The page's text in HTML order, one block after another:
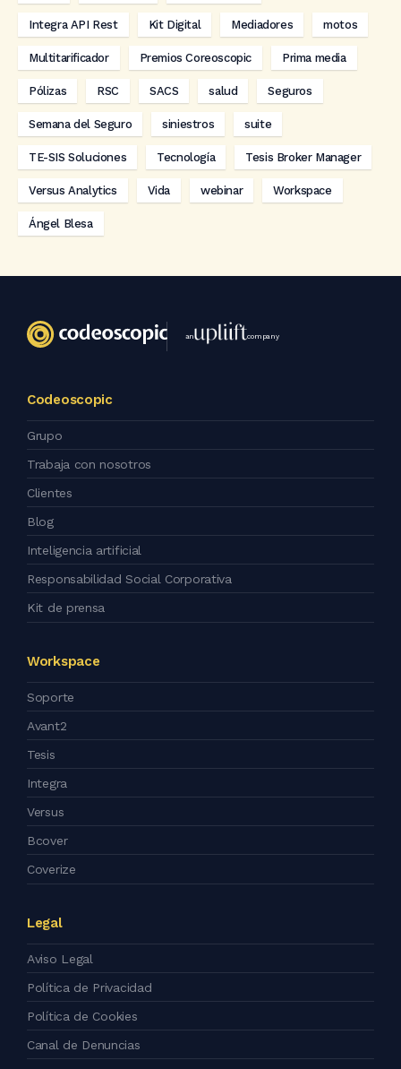
Integra API Rest Kit Digital Mediadores motos
Multitarificador Premios Coreoscopic Prima media
Pólizas RSC SACS salud Seguros
Semana del Seguro siniestros suite
TE-SIS Soluciones Tecnología Tesis Broker Manager
Versus Analytics Vida webinar Workspace
Ángel Blesa
an company
Codeoscopic
Grupo
Trabaja con nosotros
Clientes
Blog
Inteligencia artificial
Responsabilidad Social Corporativa
Kit de prensa
Workspace
Soporte
Avant2
Tesis
Integra
Versus
Bcover
Coverize
Legal
Aviso Legal
Política de Privacidad
Política de Cookies
Canal de Denuncias